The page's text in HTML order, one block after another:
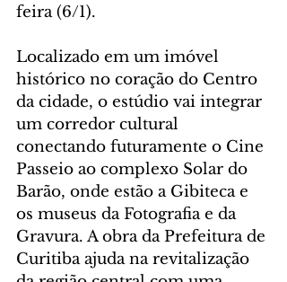
feira (6/1).
Localizado em um imóvel
histórico no coração do Centro
da cidade, o estúdio vai integrar
um corredor cultural
conectando futuramente o Cine
Passeio ao complexo Solar do
Barão, onde estão a Gibiteca e
os museus da Fotografia e da
Gravura. A obra da Prefeitura de
Curitiba ajuda na revitalização